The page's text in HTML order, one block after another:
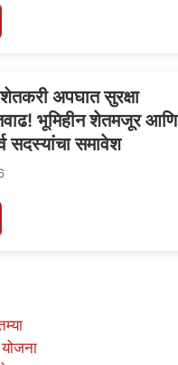
अपघात सुरक्षा
भूमिहीन शेतमजूर आणि
सदस्यांचा समावेश